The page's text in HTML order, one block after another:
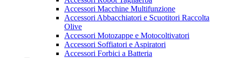
Accessori Macchine Multifunzione
Accessori Abbacchiatori e Scuotitori Raccolta
Olive
Accessori Motozappe e Motocoltivatori
Accessori Soffiatori e Aspiratori
Accessori Forbici a Batteria